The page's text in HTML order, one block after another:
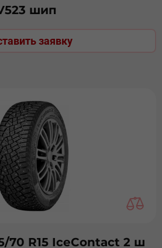
шип
заявку
70 R15 IceContact 2 ш